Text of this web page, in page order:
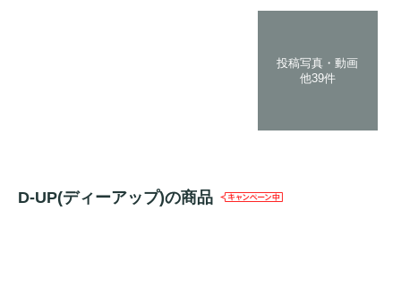
投稿写真・動画
他39件
D-UP(ディーアップ)の商品